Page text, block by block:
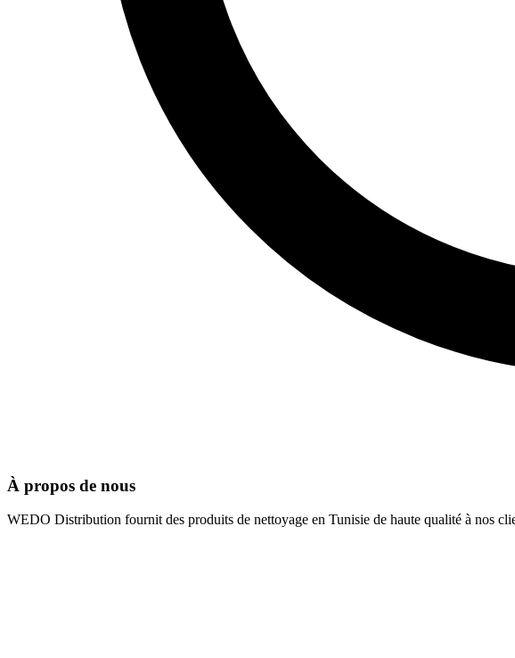
À propos de nous
WEDO Distribution fournit des produits de nettoyage en Tunisie de haute qualité à nos